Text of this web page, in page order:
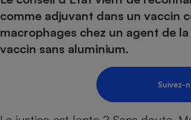
comme adjuvant dans un vaccin
macrophages chez un agent de
vaccin sans aluminium.
Suivez-
Pièce
Moto
Choisir son fioul
Comparateur assurance
Energie Moins Chère Ensemble
nous ?